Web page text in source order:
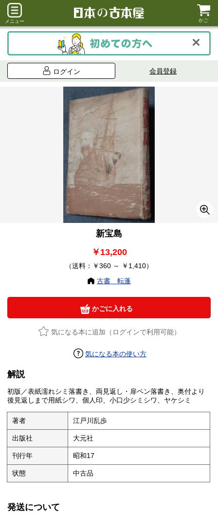
メニュー かご
ログイン 会員登録
新宝島
￥13,200
（送料：￥360 ～ ￥1,410）
古書 転蓬
かごに入れる
気になる本に追加（ログインで利用可能）
気になる本の使い方
解説
初版／表紙濡れシミ落書き、両見返し・扉ペン落書き、奥付より
後見返しまで用紙シワ、個人印、小口少シミシワ、ヤケシミ
著者 江戸川乱歩
出版社 大元社
刊行年 昭和17
状態 中古品
発送について